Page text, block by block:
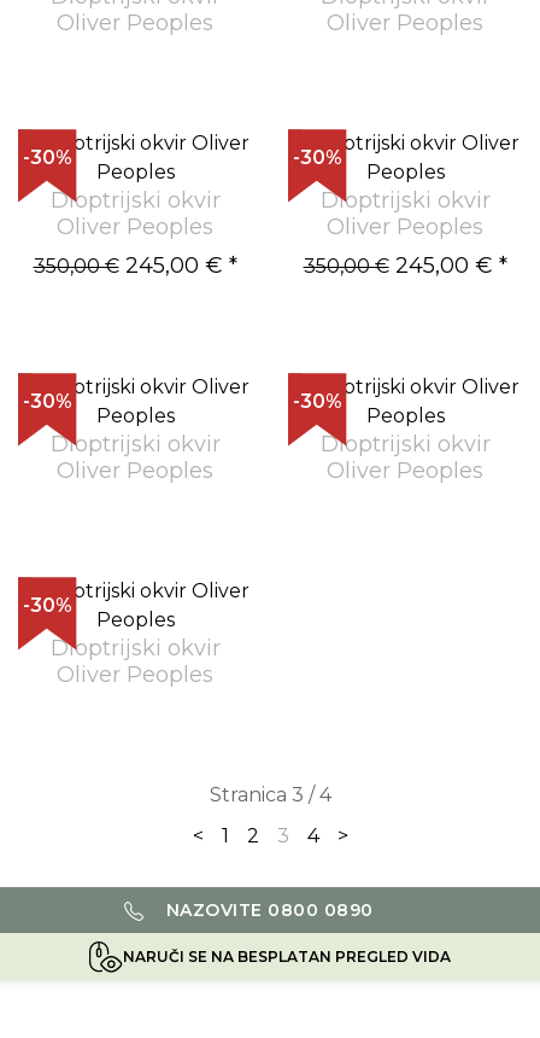
Oliver Peoples
Oliver Peoples
-30%
Dioptrijski okvir
Oliver Peoples
350,00 €245,00 € *
-30%
Dioptrijski okvir
Oliver Peoples
350,00 €245,00 € *
-30%
Dioptrijski okvir
Oliver Peoples
-30%
Dioptrijski okvir
Oliver Peoples
-30%
Dioptrijski okvir
Oliver Peoples
Stranica 3 / 4
<
1 2 3 4 >
NAZOVITE 0800 0890
NARUČI SE NA BESPLATAN PREGLED VIDA